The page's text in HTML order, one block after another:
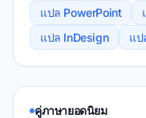
แปล PowerPoint
แปล InDesign
แป
คู่ภาษายอดนิยม